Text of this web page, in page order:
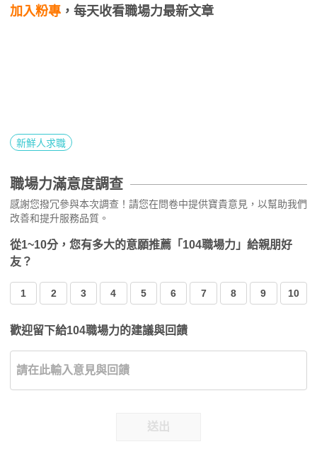
加入粉專 ，每天收看職場力最新文章
新鮮人求職
職場力滿意度調查
感謝您撥冗參與本次調查！請您在問卷中提供寶貴意見，以幫助我們
改善和提升服務品質。
從1~10分，您有多大的意願推薦「104職場力」給親朋好
友？
1 2 3 4 5 6 7 8 9 10
歡迎留下給104職場力的建議與回饋
送出